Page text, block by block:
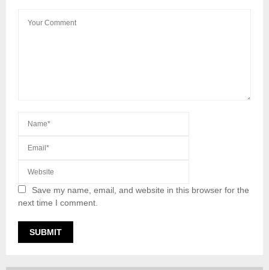
Save my name, email, and website in this browser for the
next time I comment.